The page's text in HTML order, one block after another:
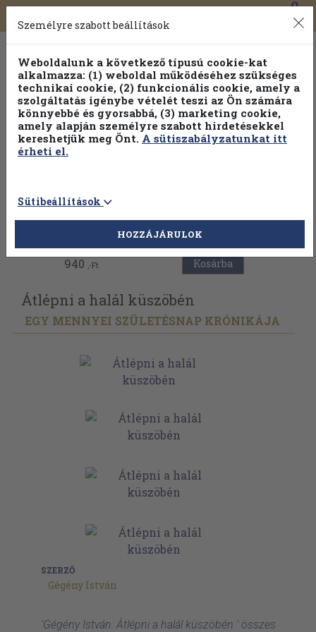
Toggle
navigation
0
Válogasson több mint 1.000.000 kiadványunk közül
100% kedvezménnyel!
Vissza az előző oldalra
940 ,-Ft Kosárba
Átlépni a halál küszöbén
EGY MENNYEI SZÜLETÉSNAP KRÓNIKÁJA
SZERZŐ
Gégény István
'Gégény István: Átlépni a halál küszöbén ' összes
Személyre szabott beállítások
Weboldalunk a következő típusú cookie-kat
alkalmazza: (1) weboldal működéséhez szükséges
technikai cookie, (2) funkcionális cookie, amely a
szolgáltatás igénybe vételét teszi az Ön számára
könnyebbé és gyorsabbá, (3) marketing cookie,
amely alapján személyre szabott hirdetésekkel
kereshetjük meg Önt. A sütiszabályzatunkat itt
érheti el.
Sütibeállítások
HOZZÁJÁRULOK